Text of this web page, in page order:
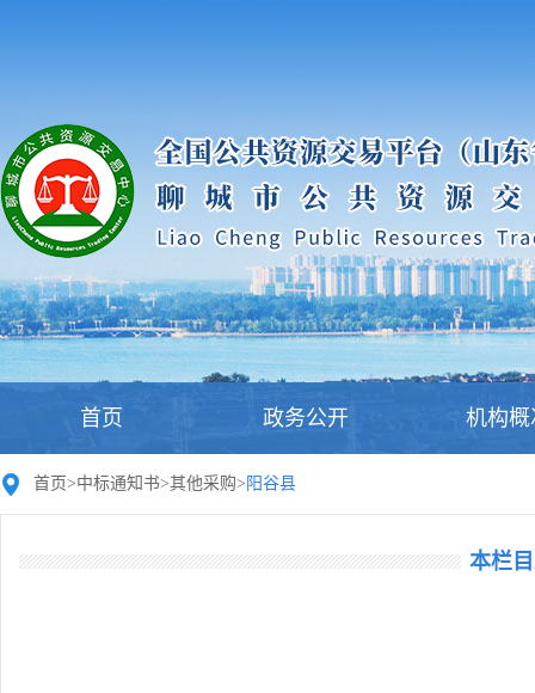
首页 政务公开 机构概
首页>中标通知书>其他采购> 阳谷县
本栏